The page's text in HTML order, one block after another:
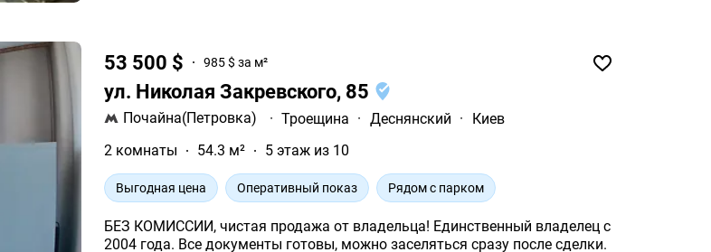
53 500 $ 985 $ за м²
ул. Николая Закревского, 85
Почайна(Петровка) · Троещина · Деснянский ·
Киев
2 комнаты
54.3 м² 5 этаж из 10
Выгодная цена Оперативный показ Рядом с парком
БЕЗ КОМИССИИ, чистая продажа от владельца! Единственный владелец с
2004 года. Все документы готовы, можно заселяться сразу после сделки.